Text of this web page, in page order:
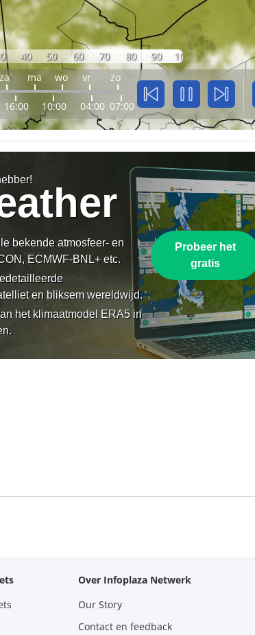
40 50 60 70 80 90
100
za ma wo vr zo
16:00 10:00 04:00 07:00
bekende atmosfeer- en
ECMWF-BNL+ etc.
en bliksem wereldwijd.
het klimaatmodel ERA5 in
Probeer het
gratis
Over Infoplaza Netwerk
Our Story
Contact en feedback